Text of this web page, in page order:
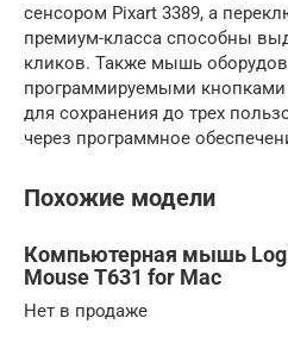
сенсором Pixart 3389, а
премиум-класса способны
кликов. Также мышь
программируемыми
для сохранения до трех
через программное
Похожие модели
Компьютерная мышь
Mouse T631 for Mac
Нет в продаже